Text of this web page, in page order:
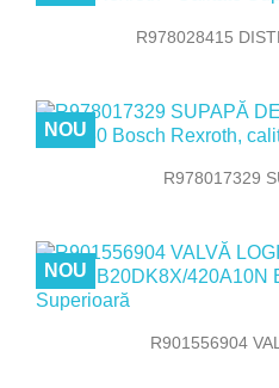
R978028415
R978017329
NOU
R901556904
NOU